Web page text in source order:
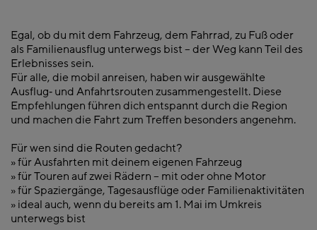
Egal, ob du mit dem Fahrzeug, dem Fahrrad, zu Fuß oder
als Familienausflug unterwegs bist – der Weg kann Teil des
Erlebnisses sein.
Für alle, die mobil anreisen, haben wir ausgewählte
Ausflug‑ und Anfahrtsrouten zusammengestellt. Diese
Empfehlungen führen dich entspannt durch die Region
und machen die Fahrt zum Treffen besonders angenehm.
Für wen sind die Routen gedacht?
» für Ausfahrten mit deinem eigenen Fahrzeug
» für Touren auf zwei Rädern – mit oder ohne Motor
» für Spaziergänge, Tagesausflüge oder Familienaktivitäten
» ideal auch, wenn du bereits am 1. Mai im Umkreis
unterwegs bist